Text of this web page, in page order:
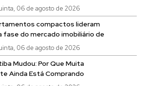
Grandes Oportunidades
06 de agosto de 2026
compactos lideram
fase do mercado imobiliário de
06 de agosto de 2026
Mudou: Por Que Muita
Ainda Está Comprando
Errado em 2026